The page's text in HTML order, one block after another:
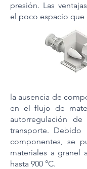
presión. Las
el poco espacio que
la ausencia de
en el flujo de
autorregulación
transporte. Debido
componentes, se
materiales a granel
hasta 900 °C.